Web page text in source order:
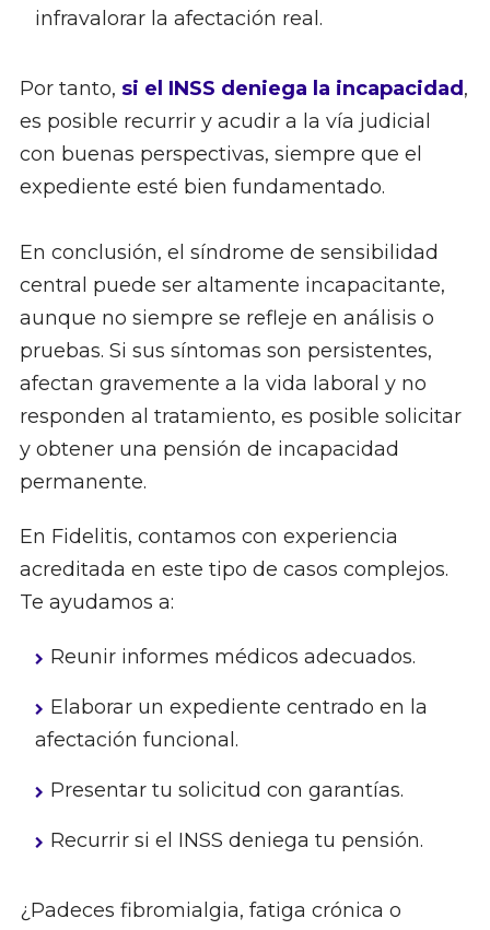
infravalorar la afectación real.
Por tanto, si el INSS deniega la incapacidad ,
es posible recurrir y acudir a la vía judicial
con buenas perspectivas, siempre que el
expediente esté bien fundamentado.
En conclusión, el síndrome de sensibilidad
central puede ser altamente incapacitante,
aunque no siempre se refleje en análisis o
pruebas. Si sus síntomas son persistentes,
afectan gravemente a la vida laboral y no
responden al tratamiento, es posible solicitar
y obtener una pensión de incapacidad
permanente.
En Fidelitis, contamos con experiencia
acreditada en este tipo de casos complejos.
Te ayudamos a:
Reunir informes médicos adecuados.
Elaborar un expediente centrado en la
afectación funcional.
Presentar tu solicitud con garantías.
Recurrir si el INSS deniega tu pensión.
¿Padeces fibromialgia, fatiga crónica o